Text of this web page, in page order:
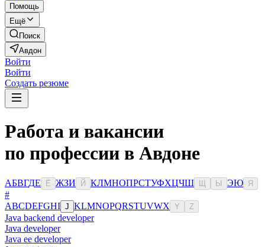
Помощь
Ещё
Поиск
Авдон
Войти
Войти
Создать резюме
Работа и вакансии
по профессии в Авдоне
АБВГДЕ Ё ЖЗИ Й КЛМНОПРСТУФХЦЧШ Ы ЭЮ Я
#
ABCDEFGHI J KLMNOPQRSTUVWX Y Z
Java backend developer
Java developer
Java ee developer